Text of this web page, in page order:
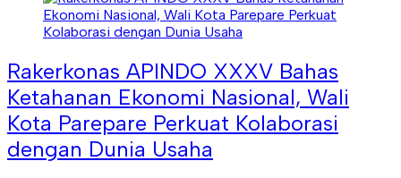
Rakerkonas APINDO XXXV Bahas
Ketahanan Ekonomi Nasional, Wali
Kota Parepare Perkuat Kolaborasi
dengan Dunia Usaha